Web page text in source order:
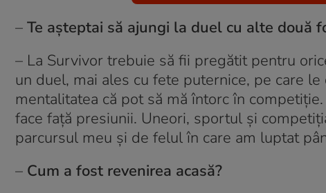
– Te așteptai să ajungi la duel cu alte două
– La Survivor trebuie să fii pregătit pentru
un duel, mai ales cu fete puternice, pe care
mentalitatea că pot să mă întorc în
face față presiunii. Uneori, sportul și
parcursul meu și de felul în care am luptat
– Cum a fost revenirea acasă?